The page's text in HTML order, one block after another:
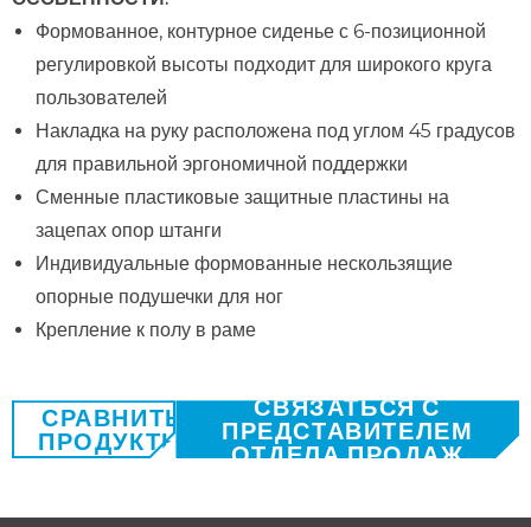
Формованное, контурное сиденье с 6-позиционной
регулировкой высоты подходит для широкого круга
пользователей
Накладка на руку расположена под углом 45 градусов
для правильной эргономичной поддержки
Сменные пластиковые защитные пластины на
зацепах опор штанги
Индивидуальные формованные нескользящие
опорные подушечки для ног
Крепление к полу в раме
СРАВНИТЬ
ПРОДУКТЫ
СВЯЗАТЬСЯ С
ПРЕДСТАВИТЕЛЕМ
ОТДЕЛА ПРОДАЖ